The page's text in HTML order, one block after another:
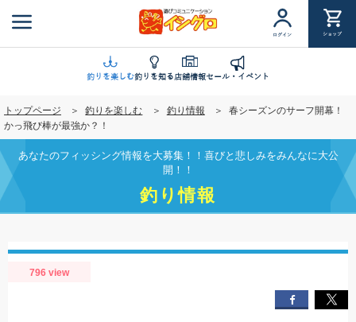
ン
ツ
移
動
ログイン ショップ
釣りを楽しむ釣りを知る店舗情報セール・イベント
トップページ 釣りを楽しむ 釣り情報
春シーズンのサーフ開幕！
かっ飛び棒が最強か？！
あなたのフィッシング情報を大募集！！喜びと悲しみをみんなに大公
開！！
釣り情報
796 view